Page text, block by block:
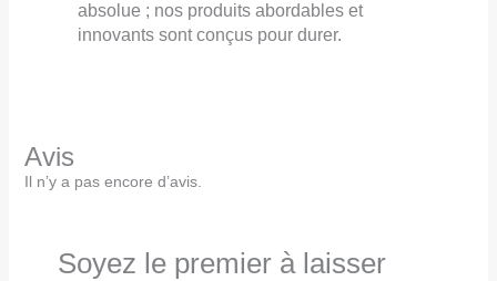
absolue ; nos produits abordables et
innovants sont conçus pour durer.
Avis
Il n’y a pas encore d’avis.
Soyez le premier à laisser